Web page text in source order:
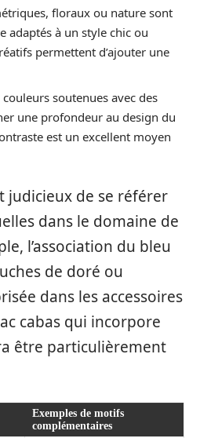
floraux ou nature sont
adaptés à un style chic ou
permettent d’ajouter une
soutenues avec des
une profondeur au design du
est un excellent moyen
judicieux de se référer
dans le domaine de
l’association du bleu
de doré ou
dans les accessoires
cabas qui incorpore
être particulièrement
Exemples de motifs
complémentaires